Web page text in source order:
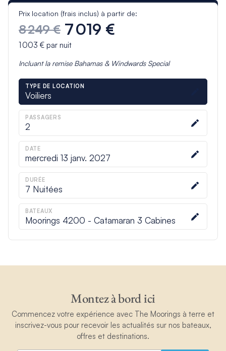
Prix location (frais inclus) à partir de:
8 249 € 7 019 €
1 003 €par nuit
Incluant la remise Bahamas & Windwards Special
TYPE DE LOCATION
Voiliers
PASSAGERS
2
DATE
mercredi 13 janv. 2027
DURÉE
7 Nuitées
BATEAUX
Moorings 4200 - Catamaran 3 Cabines
Montez à bord ici
Commencez votre expérience avec The Moorings à terre et
inscrivez-vous pour recevoir les actualités sur nos bateaux,
offres et destinations.